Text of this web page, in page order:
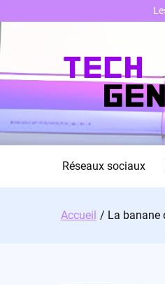
Skip
to
Réseaux sociaux
Accueil La banane